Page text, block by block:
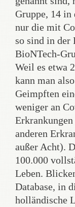
Gruppe, 14 in
nur die mit
so sind in der
BioNTech-
Weil es etwa
kann man
Geimpften
weniger an
anderen
außer Acht).
100.000
Leben.
Database, in
holländische